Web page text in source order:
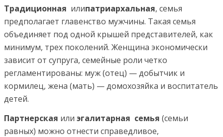
Традиционная илипатриархальная, семья
предполагает главенство мужчины. Такая семья
объединяет под одной крышей представителей, как
минимум, трех поколений. Женщина экономически
зависит от супруга, семейные роли четко
регламентированы: муж (отец) — добытчик и
кормилец, жена (мать) — домохозяйка и воспитатель
детей.
Партнерская или эгалитарная семья (семьи
равных) можно отнести справедливое,